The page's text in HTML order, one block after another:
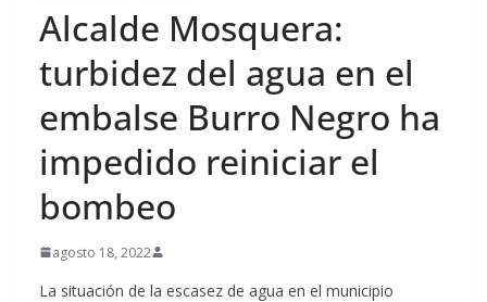
Alcalde Mosquera:
turbidez del agua en el
embalse Burro Negro ha
impedido reiniciar el
bombeo
agosto 18, 2022
La situación de la escasez de agua en el municipio